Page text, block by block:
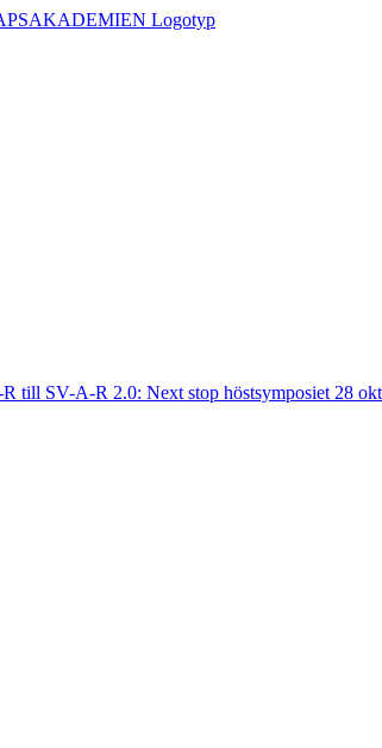
till SV-A-R 2.0: Next stop höstsymposiet 28